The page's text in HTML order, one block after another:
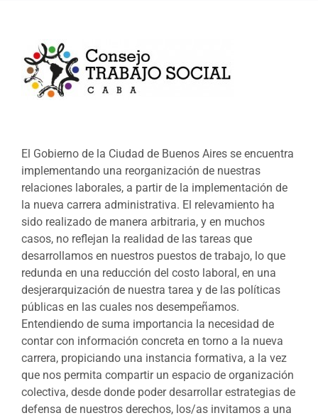
El Gobierno de la Ciudad de Buenos Aires se encuentra
implementando una reorganización de nuestras
relaciones laborales, a partir de la implementación de
la nueva carrera administrativa. El relevamiento ha
sido realizado de manera arbitraria, y en muchos
casos, no reflejan la realidad de las tareas que
desarrollamos en nuestros puestos de trabajo, lo que
redunda en una reducción del costo laboral, en una
desjerarquización de nuestra tarea y de las políticas
públicas en las cuales nos desempeñamos.
Entendiendo de suma importancia la necesidad de
contar con información concreta en torno a la nueva
carrera, propiciando una instancia formativa, a la vez
que nos permita compartir un espacio de organización
colectiva, desde donde poder desarrollar estrategias de
defensa de nuestros derechos, los/as invitamos a una